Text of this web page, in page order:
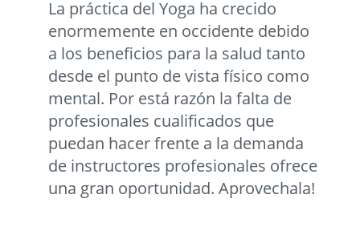
La práctica del Yoga ha crecido
enormemente en occidente debido
a los beneficios para la salud tanto
desde el punto de vista físico como
mental. Por está razón la falta de
profesionales cualificados que
puedan hacer frente a la demanda
de instructores profesionales ofrece
una gran oportunidad. Aprovechala!